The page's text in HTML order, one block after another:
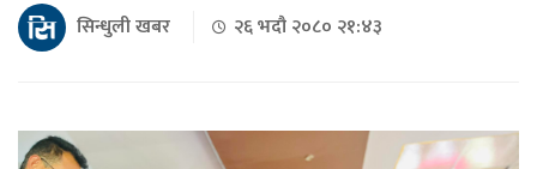
सिन्धुली खबर २६ भदौ २०८० २१:४३